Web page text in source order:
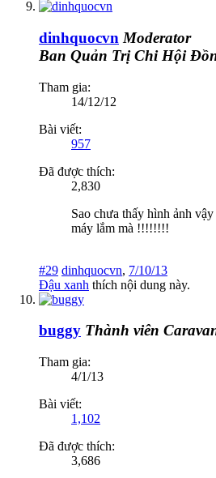
dinhquocvn Moderator
Ban Quản Trị Chi Hội
Tham gia:
14/12/12
Bài viết:
957
Đã được thích:
2,830
Sao chưa thấy hình ảnh
máy lắm mà !!!!!!!!
#29 dinhquocvn, 7/10/13
Đậu xanh thích nội dung này.
buggy Thành viên
Tham gia:
4/1/13
Bài viết:
1,102
Đã được thích:
3,686